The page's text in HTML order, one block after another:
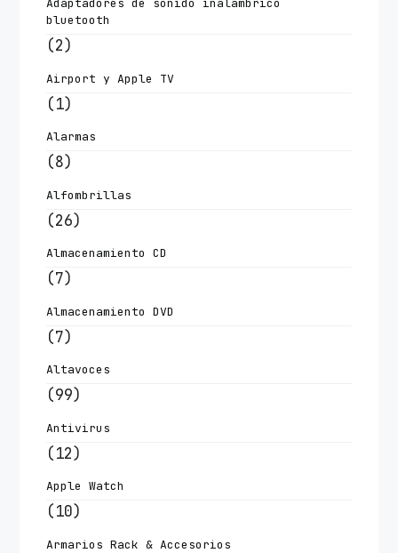
Adaptadores de sonido inalambrico
bluetooth
(2)
Airport y Apple TV
(1)
Alarmas
(8)
Alfombrillas
(26)
Almacenamiento CD
(7)
Almacenamiento DVD
(7)
Altavoces
(99)
Antivirus
(12)
Apple Watch
(10)
Armarios Rack & Accesorios